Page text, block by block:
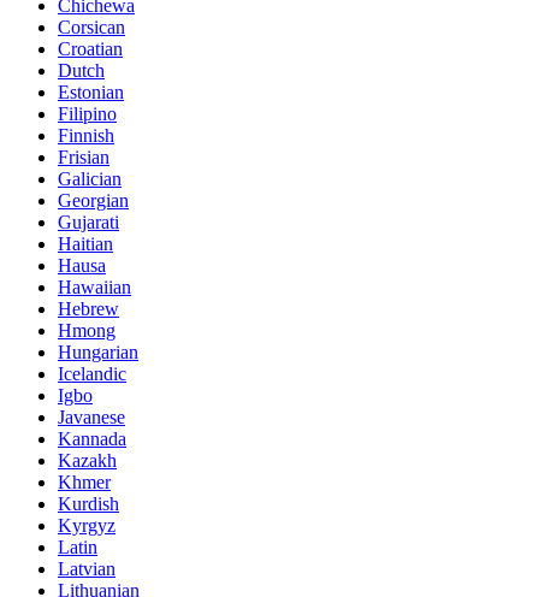
Chichewa
Corsican
Croatian
Dutch
Estonian
Filipino
Finnish
Frisian
Galician
Georgian
Gujarati
Haitian
Hausa
Hawaiian
Hebrew
Hmong
Hungarian
Icelandic
Igbo
Javanese
Kannada
Kazakh
Khmer
Kurdish
Kyrgyz
Latin
Latvian
Lithuanian